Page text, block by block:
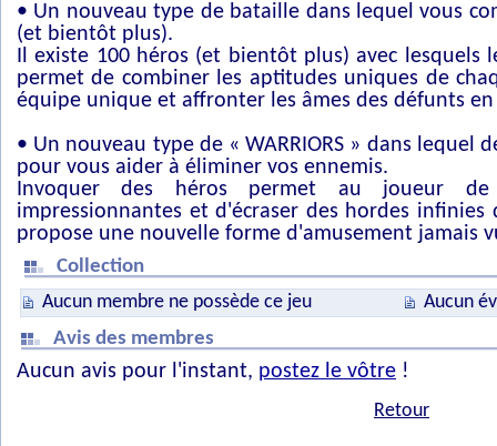
• Un nouveau type de bataille dans lequel vous
(et bientôt plus).
Il existe 100 héros (et bientôt plus) avec lesquels
permet de combiner les aptitudes uniques de
équipe unique et affronter les âmes des défunts en
• Un nouveau type de « WARRIORS » dans lequel
pour vous aider à éliminer vos ennemis.
Invoquer des héros permet au joueur
impressionnantes et d'écraser des hordes
propose une nouvelle forme d'amusement jamais
Collection
Aucun membre ne possède ce jeu
Aucun
Avis des membres
Aucun avis pour l'instant, postez le vôtre !
Retour